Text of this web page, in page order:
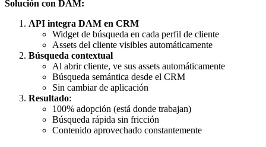
Solución con DAM:
API integra DAM en CRM
Widget de búsqueda en cada perfil de cliente
Assets del cliente visibles automáticamente
Búsqueda contextual
Al abrir cliente, ve sus assets automáticamente
Búsqueda semántica desde el CRM
Sin cambiar de aplicación
Resultado:
100% adopción (está donde trabajan)
Búsqueda rápida sin fricción
Contenido aprovechado constantemente